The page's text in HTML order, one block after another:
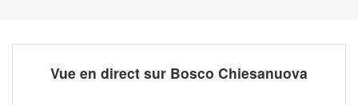
Vue en direct sur Bosco Chiesanuova